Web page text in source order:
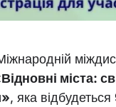
міста:
, яка відбудеться